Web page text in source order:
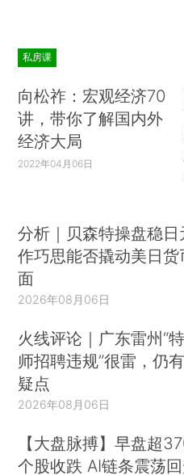
私房课
向松祚：宏观经济70
讲，带你了解国内外
经济大局
2022年04月06日
分析｜贝森特操盘稳日
作巧思能否撬动美日货
面
2026年08月06日
火线评论｜广东雷州“
师招聘违规”很雷，仍
疑点
2026年08月06日
【大盘脉搏】早盘超
个股收跌 AI链条震荡